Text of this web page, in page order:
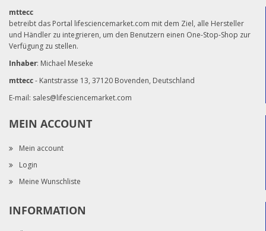
mttecc
betreibt das Portal lifesciencemarket.com mit dem Ziel, alle Hersteller
und Händler zu integrieren, um den Benutzern einen One-Stop-Shop zur
Verfügung zu stellen.
Inhaber: Michael Meseke
mttecc- Kantstrasse 13, 37120 Bovenden, Deutschland
E-mail: sales@lifesciencemarket.com
MEIN ACCOUNT
Mein account
Login
Meine Wunschliste
INFORMATION